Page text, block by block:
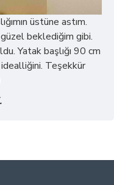
üstüne astım.
beklediğim gibi.
Yatak başlığı 90 cm
Teşekkür